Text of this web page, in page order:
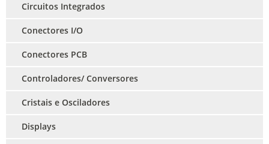
Circuitos Integrados
Conectores I/O
Conectores PCB
Controladores/ Conversores
Cristais e Osciladores
Displays